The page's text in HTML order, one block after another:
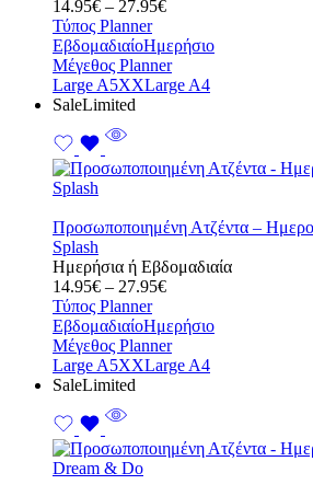
14.95€ – 27.95€Price
14.95€
through
27.95€
Τύπος Planner
ΕβδομαδιαίοΗμερήσιο
Μέγεθος Planner
Large A5XXLarge A4
SaleLimited
Προσωποποιημένη Ατζέντα –
Splash
Ημερήσια ή Εβδομαδιαία
14.95€ – 27.95€Price
14.95€
through
27.95€
Τύπος Planner
ΕβδομαδιαίοΗμερήσιο
Μέγεθος Planner
Large A5XXLarge A4
SaleLimited